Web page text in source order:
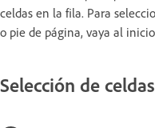
celdas en la fila. Para
o pie de página, vaya al
Selección de celdas